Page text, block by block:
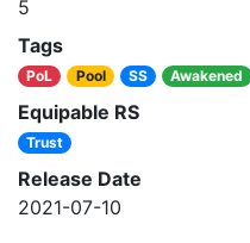
5
Tags
PoL Pool SS Awakened
Equipable RS
Trust
Release Date
2021-07-10